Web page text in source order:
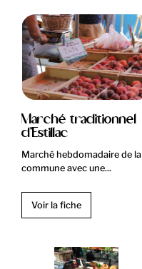
Marché traditionnel
d'Estillac
Marché hebdomadaire de la
commune avec une...
Voir la fiche